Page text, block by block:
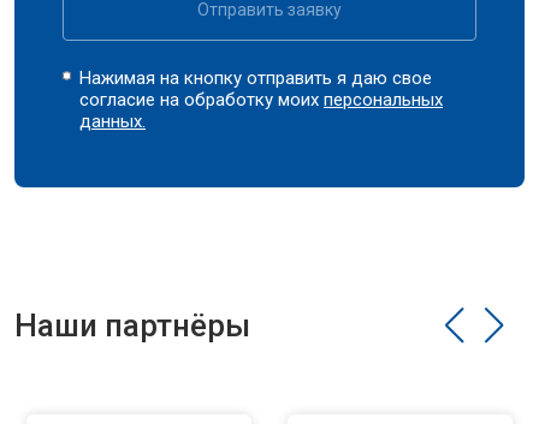
Отправить заявку
Нажимая на кнопку отправить я даю свое
согласие на обработку моихперсональных
данных.
Наши партнёры